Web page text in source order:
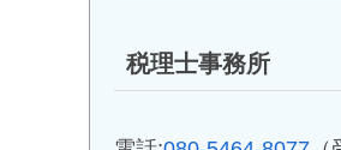
税理士事務所